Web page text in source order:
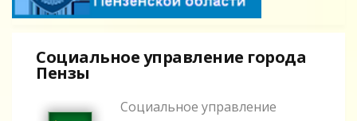
Социальное управление города
Пензы
Социальное управление